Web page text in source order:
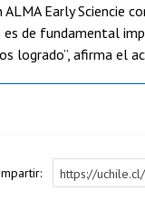
Early Sciencie
de fundamental
afirma el
https://